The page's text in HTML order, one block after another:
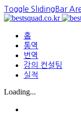
Toggle SlidingBar
홈
통역
번역
강의 컨설팅
실적
Loading...